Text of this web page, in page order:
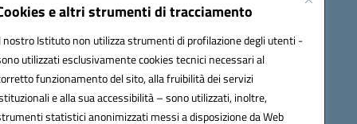
e altri strumenti di tracciamento
nostro Istituto non utilizza strumenti di profilazione degli utenti -
utilizzati esclusivamente cookies tecnici necessari al
funzionamento del sito, alla fruibilità dei servizi
e alla sua accessibilità – sono utilizzati, inoltre,
statistici anonimizzati messi a disposizione da Web